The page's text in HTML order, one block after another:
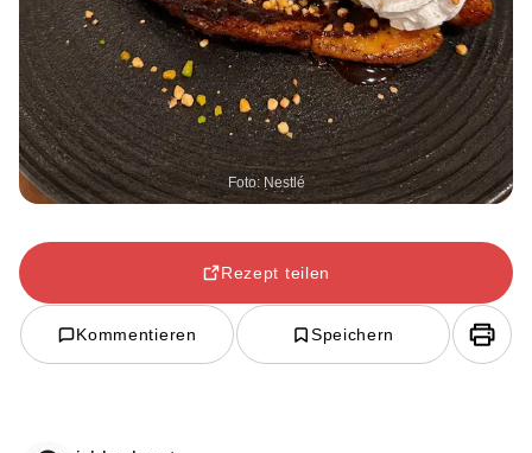
Foto: Nestlé
Rezept teilen
Kommentieren Speichern